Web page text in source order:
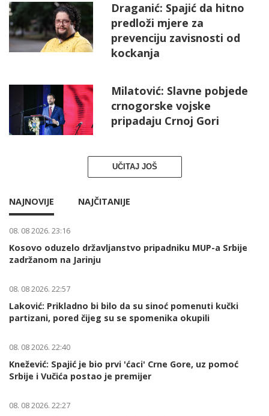
Draganić: Spajić da hitno
predloži mjere za
prevenciju zavisnosti od
kockanja
Milatović: Slavne pobjede
crnogorske vojske
pripadaju Crnoj Gori
UČITAJ JOŠ
NAJNOVIJE NAJČITANIJE
08. 08 2026. 23:16
Kosovo oduzelo državljanstvo pripadniku MUP-a Srbije
zadržanom na Jarinju
08. 08 2026. 22:57
Laković: Prikladno bi bilo da su sinoć pomenuti kučki
partizani, pored čijeg su se spomenika okupili
08. 08 2026. 22:40
Knežević: Spajić je bio prvi 'ćaci' Crne Gore, uz pomoć
Srbije i Vučića postao je premijer
08. 08 2026. 22:27